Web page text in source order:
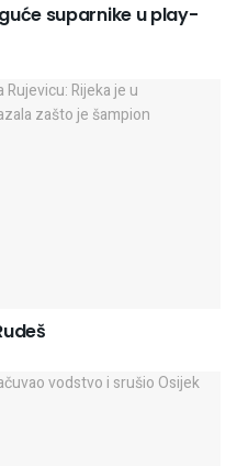
suparnike u play-